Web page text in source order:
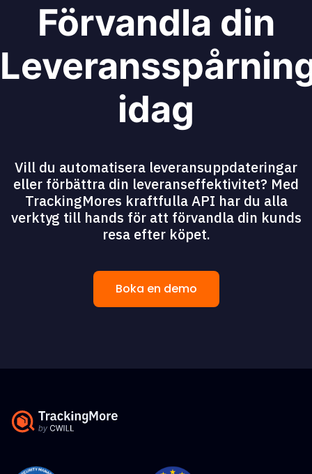
Förvandla din
idag
Vill du automatisera leveransuppdateringar
eller förbättra din leveranseffektivitet? Med
TrackingMores kraftfulla API har du alla
verktyg till hands för att förvandla din kunds
resa efter köpet.
Boka en demo